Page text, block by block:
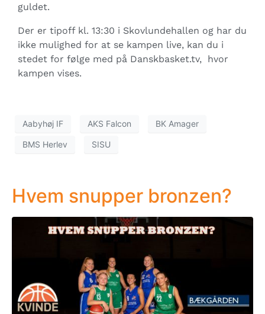
guldet.
Der er tipoff kl. 13:30 i Skovlundehallen og har du
ikke mulighed for at se kampen live, kan du i
stedet for følge med på Danskbasket.tv, hvor
kampen vises.
Aabyhøj IF AKS Falcon BK Amager
BMS Herlev SISU
Hvem snupper bronzen?